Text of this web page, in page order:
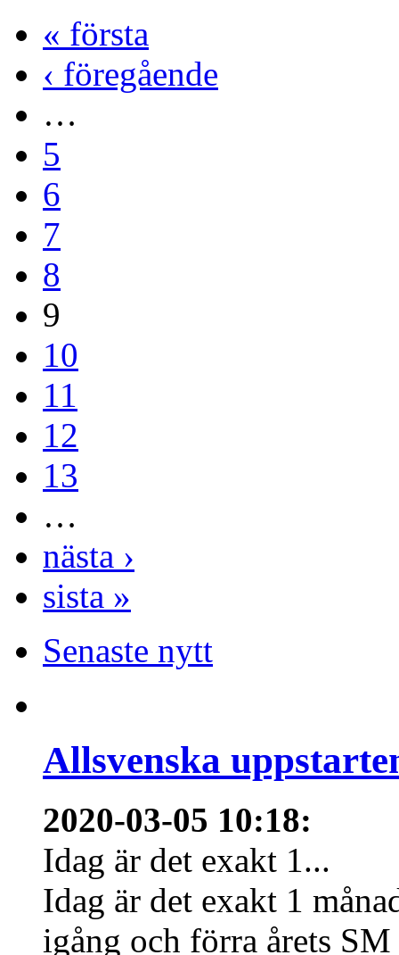
« första
‹ föregående
…
5
6
7
8
9
10
11
12
13
…
nästa ›
sista »
Senaste nytt
Allsvenska
2020-03-05 10:18:
Idag är det exakt 1...
Idag är det exakt 1
igång och förra årets